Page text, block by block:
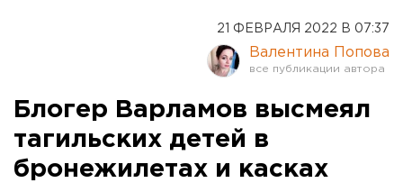
Курган
Оренбург
21 ФЕВРАЛЯ 2022 В 07:37
Валентина Попова
Блогер Варламов высмеял
тагильских детей в
бронежилетах и касках